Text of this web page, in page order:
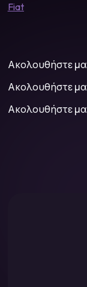
Fiat
Ακολουθήστε
Ακολουθήστε
Ακολουθήστε